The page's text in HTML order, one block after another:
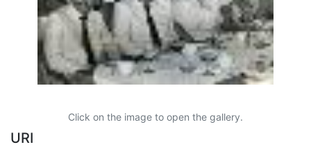
Click on the image to open the gallery.
URI